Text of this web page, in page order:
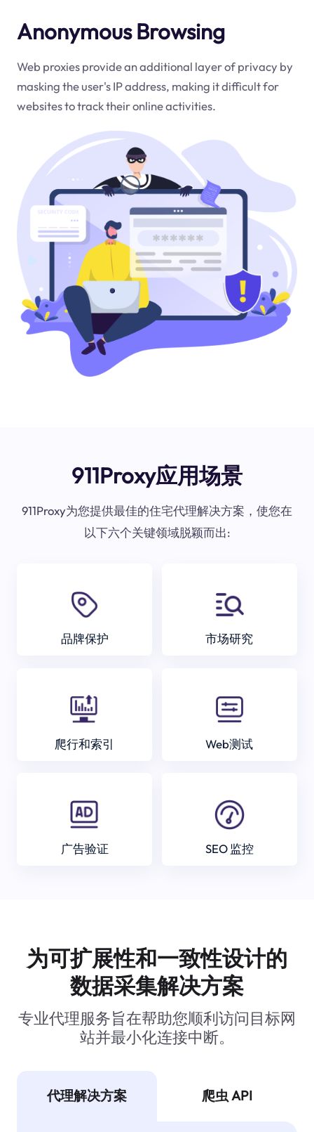
Anonymous Browsing
Web proxies provide an additional layer of privacy by
masking the user's IP address, making it difficult for
websites to track their online activities.
911Proxy应用场景
911Proxy为您提供最佳的住宅代理解决方案，使您在
以下六个关键领域脱颖而出:
品牌保护 市场研究
爬行和索引 Web测试
广告验证 SEO 监控
为可扩展性和一致性设计的
数据采集解决方案
专业代理服务旨在帮助您顺利访问目标网
站并最小化连接中断。
代理解决方案 爬虫 API